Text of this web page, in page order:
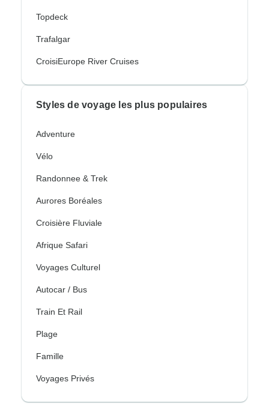
Topdeck
Trafalgar
CroisiEurope River Cruises
Styles de voyage les plus populaires
Adventure
Vélo
Randonnee & Trek
Aurores Boréales
Croisière Fluviale
Afrique Safari
Voyages Culturel
Autocar / Bus
Train Et Rail
Plage
Famille
Voyages Privés